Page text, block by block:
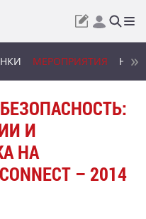
МЕРОПРИЯТИЯ
И
НА
– 2014